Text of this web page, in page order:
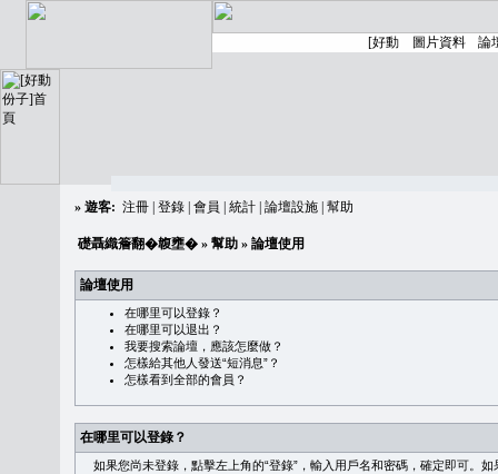
» 遊客: 注冊 登錄 會員 統計 論壇設施 幫助
礎聶織簷翻�䪖壅� » 幫助 » 論壇使用
論壇使用
在哪里可以登錄？
在哪里可以退出？
我要搜索論壇，應該怎麼做？
怎樣給其他人發送“短消息”？
怎樣看到全部的會員？
在哪里可以登錄？
如果您尚未登錄，點擊左上角的“登錄”，輸入用戶名和密碼，確定即可。